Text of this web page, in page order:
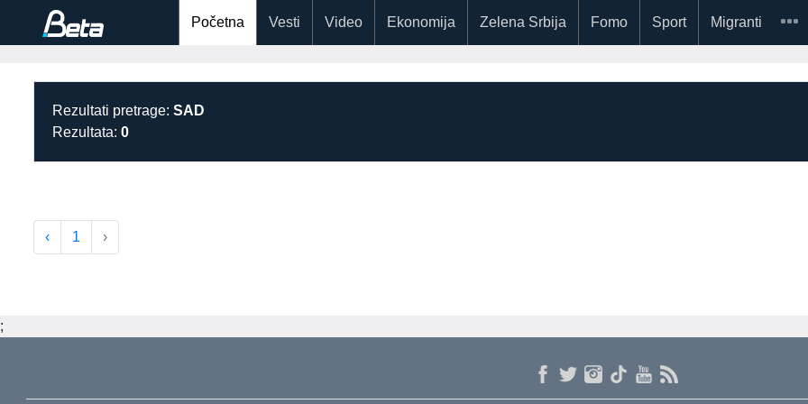
Početna Vesti Video Ekonomija Zelena Srbija Fomo Sport Migranti
Rezultati pretrage: SAD
Rezultata: 0
‹ 1 ›
;